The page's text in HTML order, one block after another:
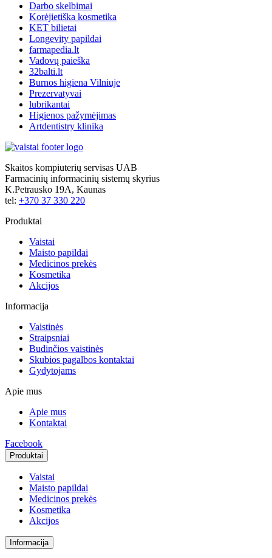
Darbo skelbimai
Korėjietiška kosmetika
KET bilietai
Longevity papildai
farmapedia.lt
Vadovų paieška
32balti.lt
Burnos higiena Vilniuje
Prezervatyvai
lubrikantai
Higienos pažymėjimas
Artdentistry klinika
Skaitos kompiuterių servisas UAB
Farmacinių informacinių sistemų skyrius
K.Petrausko 19A, Kaunas
tel: +370 37 330 220
Produktai
Vaistai
Maisto papildai
Medicinos prekės
Kosmetika
Akcijos
Informacija
Vaistinės
Straipsniai
Budinčios vaistinės
Skubios pagalbos kontaktai
Gydytojams
Apie mus
Apie mus
Kontaktai
Facebook
Produktai
Vaistai
Maisto papildai
Medicinos prekės
Kosmetika
Akcijos
Informacija